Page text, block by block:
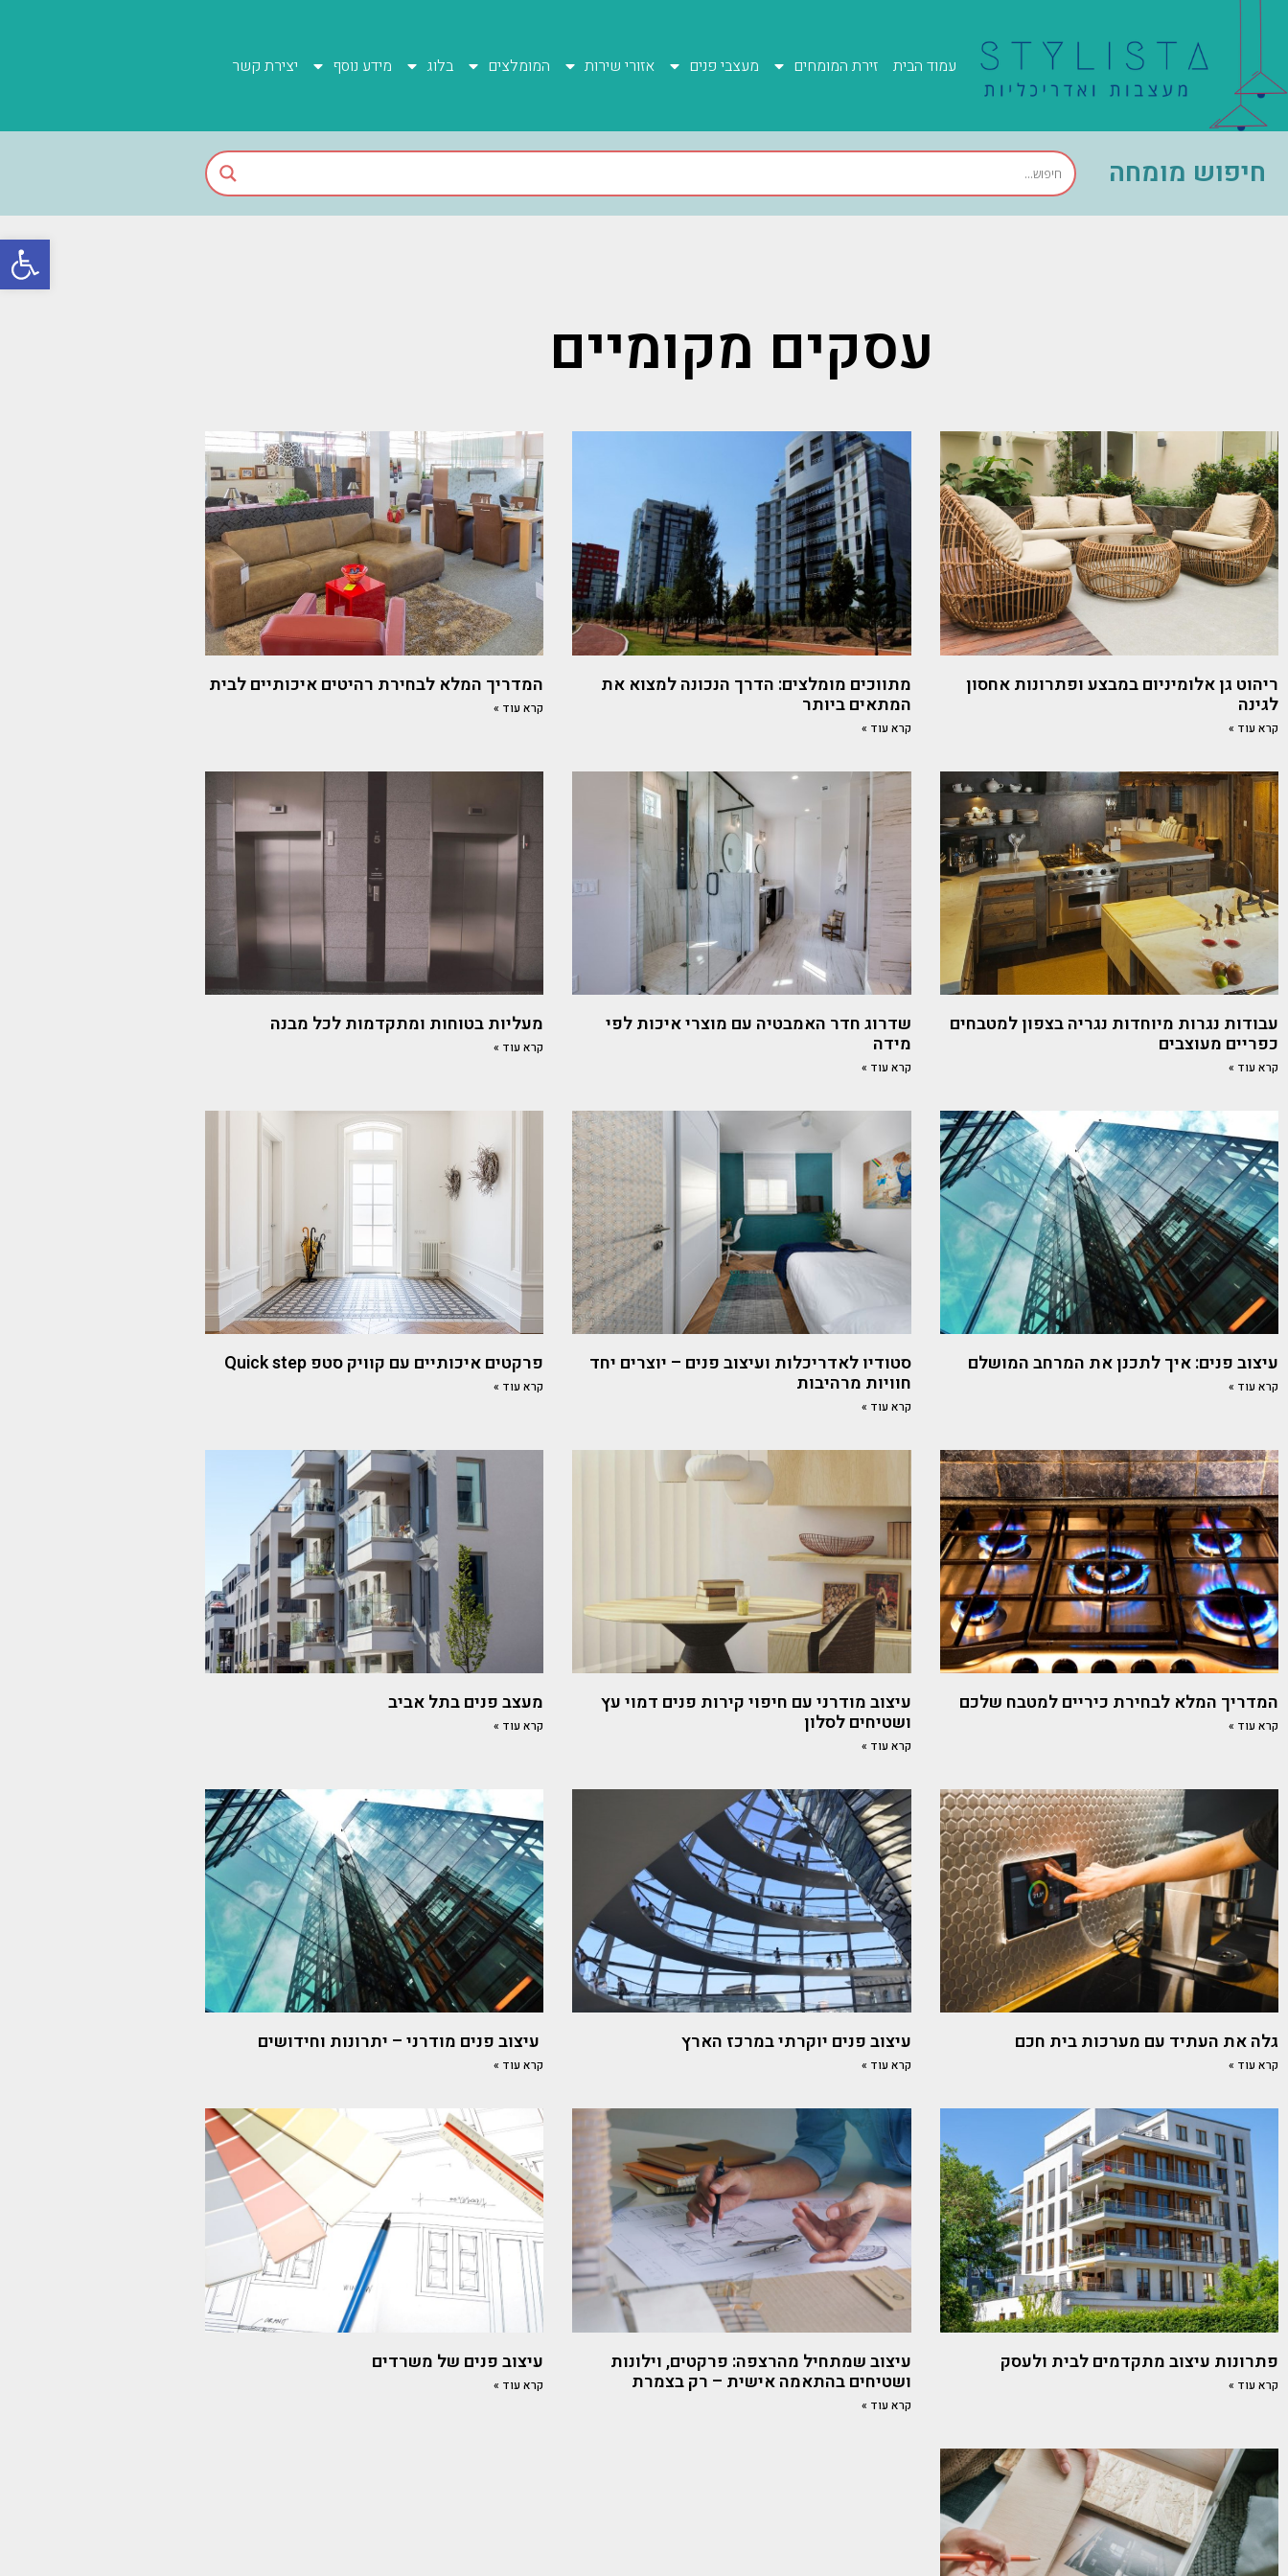
פתח
עמוד הבית זירת המומחים מעצבי פנים אזורי שירות המומלצים בלוג מידע נוסף יצירת קשר
חיפוש מומחה
עסקים מקומיים
ריהוט גן אלומיניום במבצע ופתרונות אחסון
לגינה
קרא עוד »
מתווכים מומלצים: הדרך הנכונה למצוא את
המתאים ביותר
קרא עוד »
המדריך המלא לבחירת רהיטים איכותיים לבית
קרא עוד »
עבודות נגרות מיוחדות נגריה בצפון למטבחים
כפריים מעוצבים
קרא עוד »
שדרוג חדר האמבטיה עם מוצרי איכות לפי
מידה
קרא עוד »
מעליות בטוחות ומתקדמות לכל מבנה
קרא עוד »
עיצוב פנים: איך לתכנן את המרחב המושלם
קרא עוד »
סטודיו לאדריכלות ועיצוב פנים – יוצרים יחד
חוויות מרהיבות
קרא עוד »
פרקטים איכותיים עם קוויק סטפ Quick step
קרא עוד »
המדריך המלא לבחירת כיריים למטבח שלכם
קרא עוד »
עיצוב מודרני עם חיפוי קירות פנים דמוי עץ
ושטיחים לסלון
קרא עוד »
מעצב פנים בתל אביב
קרא עוד »
גלה את העתיד עם מערכות בית חכם
קרא עוד »
עיצוב פנים יוקרתי במרכז הארץ
קרא עוד »
עיצוב פנים מודרני – יתרונות וחידושים
קרא עוד »
פתרונות עיצוב מתקדמים לבית ולעסק
קרא עוד »
עיצוב שמתחיל מהרצפה: פרקטים, וילונות
ושטיחים בהתאמה אישית – רק בצמרת
קרא עוד »
עיצוב פנים של משרדים
קרא עוד »